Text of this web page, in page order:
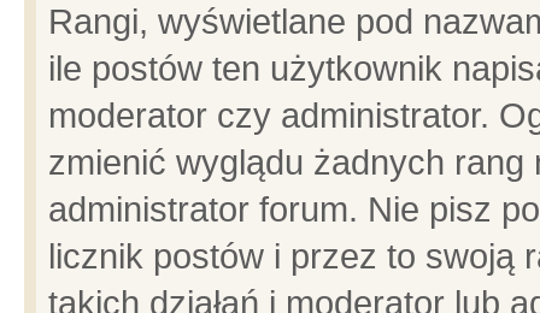
Rangi, wyświetlane pod
ile postów ten użytkownik
moderator czy administrator.
zmienić wyglądu żadnych
administrator forum. Nie pisz
licznik postów i przez to swoją
takich działań i moderator lub